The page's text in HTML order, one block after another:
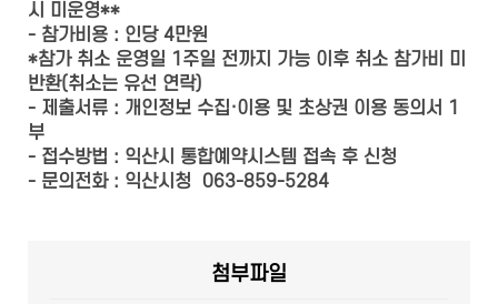
시 미운영**
- 참가비용 : 인당 4만원
*참가 취소 운영일 1주일 전까지 가능 이후 취소 참가비 미
반환(취소는 유선 연락)
- 제출서류 : 개인정보 수집·이용 및 초상권 이용 동의서 1
부
- 접수방법 : 익산시 통합예약시스템 접속 후 신청
- 문의전화 : 익산시청 063-859-5284
첨부파일